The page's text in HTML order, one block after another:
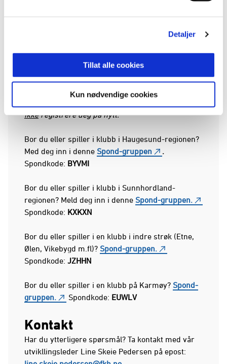
Detaljer
Tillat alle cookies
Kun nødvendige cookies
Ønsker du å melde deg på og registrere deg som
mottaker av mer informasjon? Det gjør du ved å
melde deg inn i Spond-gruppen for din region.
Alle nye deltakere som fyller 6 år i løpet av året og
opp til 15 år i løpet av 2026 melder seg inn i sine
respektive geografiske grupper i Spond. Var du
ikkeregistrere deg på nytt.
Bor du eller spiller i klubb i Haugesund-regionen?
Med deg inn i denne Spond-gruppen
.
Spondkode: BYVMI
Bor du eller spiller i klubb i Sunnhordland-
regionen? Meld deg inn i denne Spond-gruppen.
Spondkode: KXKXN
Bor du eller spiller i en klubb i indre strøk (Etne,
Ølen, Vikebygd m.fl)? Spond-gruppen.
Spondkode: JZHHN
Bor du eller spiller i en klubb på Karmøy? Spond-
gruppen.
Spondkode: EUWLV
Kontakt
Har du ytterligere spørsmål? Ta kontakt med vår
utvikllingsleder Line Skeie Pedersen på epost: